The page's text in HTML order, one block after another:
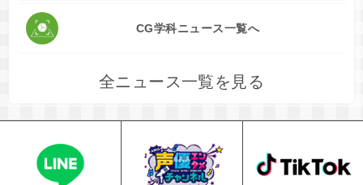
CG学科ニュース一覧へ
全ニュース一覧を見る